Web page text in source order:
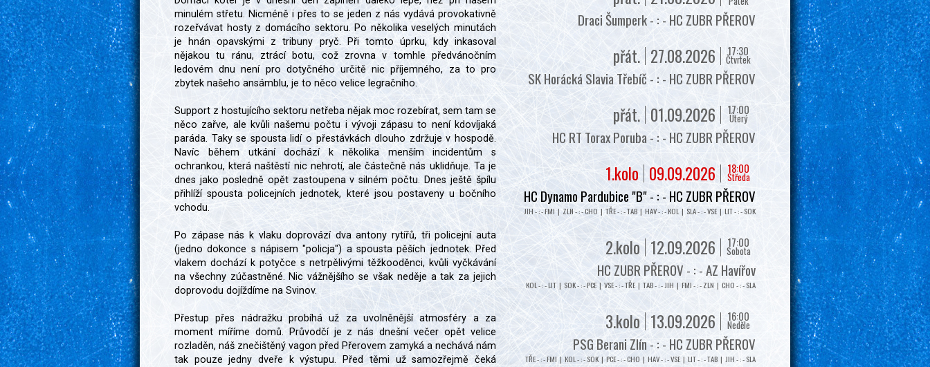
minulém střetu. Nicméně i přes to se jeden z nás vydává provokativně
rozeřvávat hosty z domácího sektoru. Po několika veselých minutách
je hnán opavskými z tribuny pryč. Při tomto úprku, kdy inkasoval
nějakou tu ránu, ztrácí botu, což zrovna v tomhle předvánočním
ledovém dnu není pro dotyčného určitě nic příjemného, za to pro
zbytek našeho ansámblu, je to něco velice legračního.
Support z hostujícího sektoru netřeba nějak moc rozebírat, sem tam se
něco zařve, ale kvůli našemu počtu i vývoji zápasu to není kdovíjaká
paráda. Taky se spousta lidí o přestávkách dlouho zdržuje v hospodě.
Navíc během utkání dochází k několika menším incidentům s
ochrankou, která naštěstí nic nehrotí, ale částečně nás uklidňuje. Ta je
dnes jako posledně opět zastoupena v silném počtu. Dnes ještě špílu
přihlíží spousta policejních jednotek, které jsou postaveny u bočního
vchodu.
Po zápase nás k vlaku doprovází dva antony rytířů, tři policejní auta
(jedno dokonce s nápisem "policja") a spousta pěších jednotek. Před
vlakem dochází k potyčce s netrpělivými těžkooděnci, kvůli vyčkávání
na všechny zúčastněné. Nic vážnějšího se však neděje a tak za jejich
doprovodu dojíždíme na Svinov.
Přestup přes nádražku probíhá už za uvolněnější atmosféry a za
moment míříme domů. Průvodčí je z nás dnešní večer opět velice
rozladěn, náš znečištěný vagon před Přerovem zamyká a nechává nám
tak pouze jedny dveře k výstupu. Před těmi už samozřejmě čeká
Draci Šumperk - : - HC ZUBR PŘEROV
17:30
Čtvrtek
27.08.2026
přát.
SK Horácká Slavia Třebíč - : - HC ZUBR PŘEROV
17:00
Úterý
01.09.2026
přát.
HC RT Torax Poruba - : - HC ZUBR PŘEROV
18:00
Středa
09.09.2026
1.kolo
HC Dynamo Pardubice "B" - : - HC ZUBR PŘEROV
JIH - : - FMI | ZLN - : - CHO | TŘE - : - TAB | HAV - : - KOL | SLA - : - VSE | LIT - : - SOK
17:00
Sobota
12.09.2026
2.kolo
HC ZUBR PŘEROV - : - AZ Havířov
KOL - : - LIT | SOK - : - PCE | VSE - : - TŘE | TAB - : - JIH | FMI - : - ZLN | CHO - : - SLA
16:00
Neděle
13.09.2026
3.kolo
PSG Berani Zlín - : - HC ZUBR PŘEROV
TŘE - : - FMI | KOL - : - SOK | PCE - : - CHO | HAV - : - VSE | LIT - : - TAB | JIH - : - SLA